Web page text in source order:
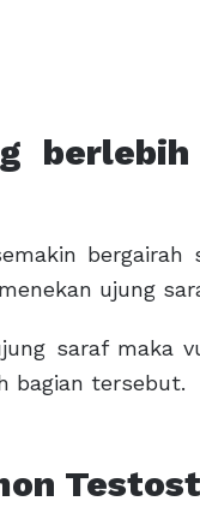
ujung
saraf maka
bagian tersebut.